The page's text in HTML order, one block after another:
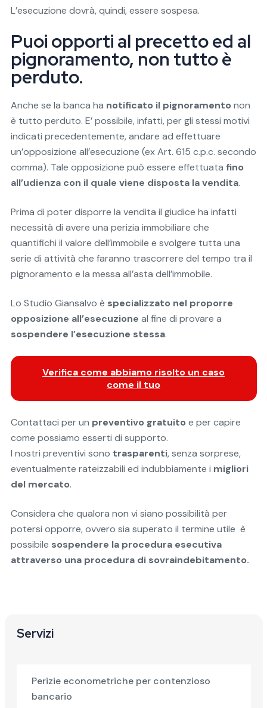
L’esecuzione dovrà, quindi, essere sospesa.
Puoi opporti al precetto ed al
pignoramento, non tutto è
perduto.
Anche se la banca ha notificato il pignoramento non
è tutto perduto. E’ possibile, infatti, per gli stessi motivi
indicati precedentemente, andare ad effettuare
un’opposizione all’esecuzione (ex Art. 615 c.p.c. secondo
comma). Tale opposizione può essere effettuata fino
all’udienza con il quale viene disposta la vendita.
Prima di poter disporre la vendita il giudice ha infatti
necessità di avere una perizia immobiliare che
quantifichi il valore dell’immobile e svolgere tutta una
serie di attività che faranno trascorrere del tempo tra il
pignoramento e la messa all’asta dell’immobile.
Lo Studio Giansalvo è specializzato nel proporre
opposizione all’esecuzione al fine di provare a
sospendere l’esecuzione stessa.
Verifica come abbiamo risolto un caso
come il tuo
Contattaci per un preventivo gratuito e per capire
come possiamo esserti di supporto.
I nostri preventivi sono trasparenti, senza sorprese,
eventualmente rateizzabili ed indubbiamente i migliori
del mercato.
Considera che qualora non vi siano possibilità per
potersi opporre, ovvero sia superato il termine utile è
possibile sospendere la procedura esecutiva
attraverso una procedura di sovraindebitamento.
Servizi
Perizie econometriche per contenzioso
bancario